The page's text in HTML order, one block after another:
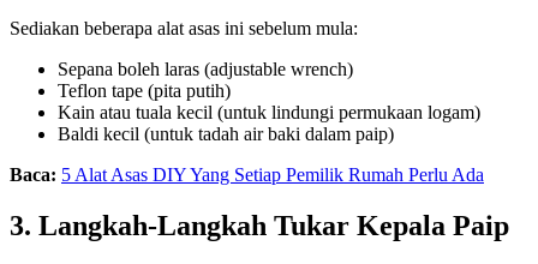
Sediakan beberapa alat asas ini sebelum mula:
Sepana boleh laras (adjustable wrench)
Teflon tape (pita putih)
Kain atau tuala kecil (untuk lindungi permukaan logam)
Baldi kecil (untuk tadah air baki dalam paip)
Baca: 5 Alat Asas DIY Yang Setiap Pemilik Rumah Perlu Ada
3. Langkah-Langkah Tukar Kepala Paip